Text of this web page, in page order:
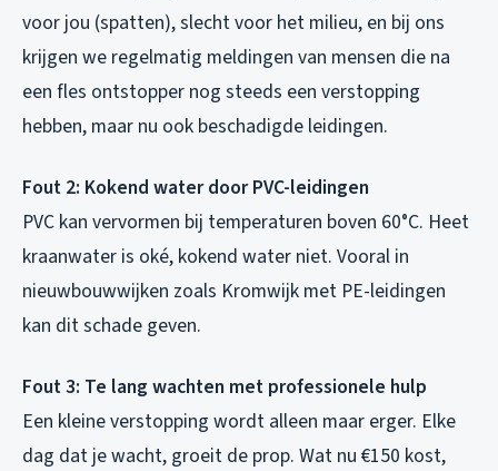
voor jou (spatten), slecht voor het milieu, en bij ons
krijgen we regelmatig meldingen van mensen die na
een fles ontstopper nog steeds een verstopping
hebben, maar nu ook beschadigde leidingen.
Fout 2: Kokend water door PVC-leidingen
PVC kan vervormen bij temperaturen boven 60°C. Heet
kraanwater is oké, kokend water niet. Vooral in
nieuwbouwwijken zoals Kromwijk met PE-leidingen
kan dit schade geven.
Fout 3: Te lang wachten met professionele hulp
Een kleine verstopping wordt alleen maar erger. Elke
dag dat je wacht, groeit de prop. Wat nu €150 kost,